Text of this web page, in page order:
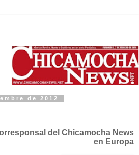
de 2012
del Chicamocha News
en Europa